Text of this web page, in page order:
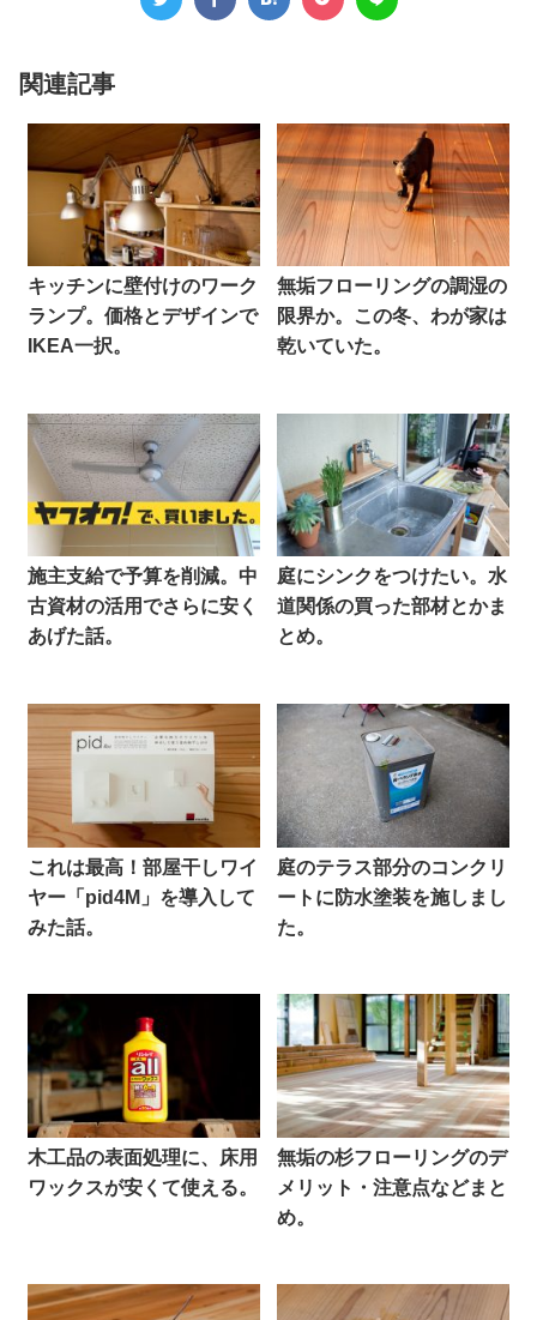
関連記事
キッチンに壁付けのワーク
ランプ。価格とデザインで
IKEA一択。
無垢フローリングの調湿の
限界か。この冬、わが家は
乾いていた。
施主支給で予算を削減。中
古資材の活用でさらに安く
あげた話。
庭にシンクをつけたい。水
道関係の買った部材とかま
とめ。
これは最高！部屋干しワイ
ヤー「pid4M」を導入して
みた話。
庭のテラス部分のコンクリ
ートに防水塗装を施しまし
た。
木工品の表面処理に、床用
ワックスが安くて使える。
無垢の杉フローリングのデ
メリット・注意点などまと
め。